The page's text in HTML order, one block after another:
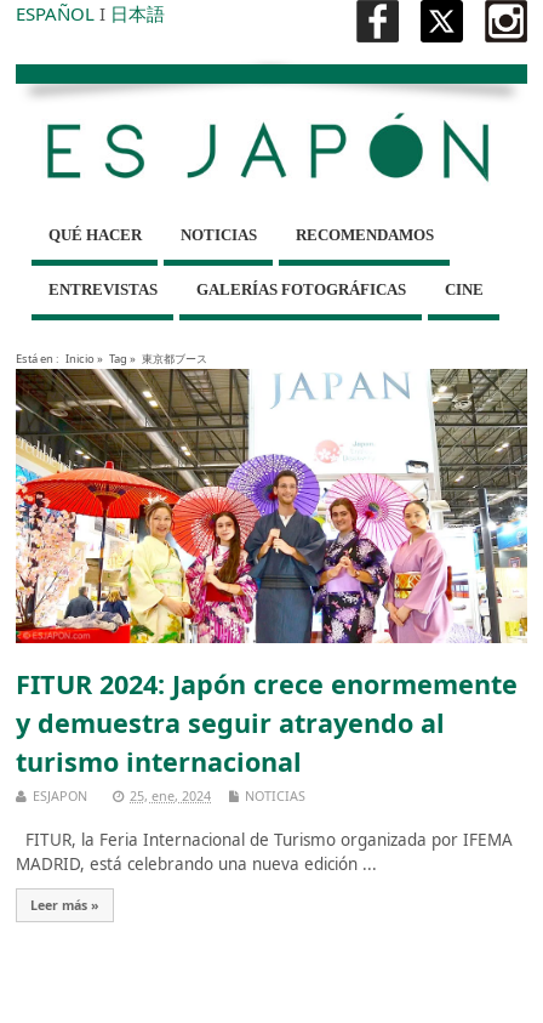
ESPAÑOL I 日本語
QUÉ HACER NOTICIAS RECOMENDAMOS
ENTREVISTAS GALERÍAS FOTOGRÁFICAS CINE
Está en : Inicio» Tag » 東京都ブース
FITUR 2024: Japón crece enormemente
y demuestra seguir atrayendo al
turismo internacional
ESJAPON 25, ene, 2024 NOTICIAS
FITUR, la Feria Internacional de Turismo organizada por IFEMA
MADRID, está celebrando una nueva edición ...
Leer más »